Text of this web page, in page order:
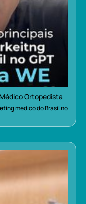
Ortopedista
medico do Brasil no